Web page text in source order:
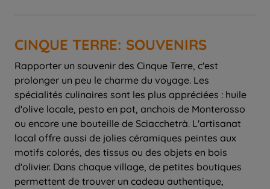
CINQUE TERRE: SOUVENIRS
Rapporter un souvenir des Cinque Terre, c'est
prolonger un peu le charme du voyage. Les
spécialités culinaires sont les plus appréciées : huile
d'olive locale, pesto en pot, anchois de Monterosso
ou encore une bouteille de Sciacchetrà. L'artisanat
local offre aussi de jolies céramiques peintes aux
motifs colorés, des tissus ou des objets en bois
d'olivier. Dans chaque village, de petites boutiques
permettent de trouver un cadeau authentique,